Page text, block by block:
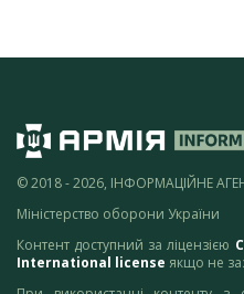
© 2018 - 2026, ІНФОРМАЦІЙНЕ
Міністерство оборони України
Контент доступний за ліцензією
International license якщо не